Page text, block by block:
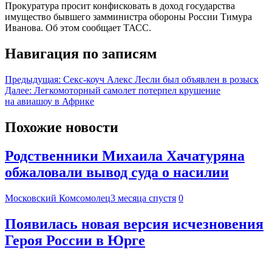
Прокуратура просит конфисковать в доход государства
имущество бывшего замминистра обороны России Тимура
Иванова. Об этом сообщает ТАСС.
Навигация по записям
Предыдущая: Секс-коуч Алекс Лесли был объявлен в розыск
Далее: Легкомоторный самолет потерпел крушение
на авиашоу в Африке
Похожие новости
Родственники Михаила Хачатуряна
обжаловали вывод суда о насилии
Московский Комсомолец3 месяца спустя 0
Появилась новая версия исчезновения
Героя России в Юрге